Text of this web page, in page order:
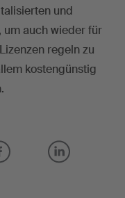
und
um auch wieder für
regeln zu
kostengünstig